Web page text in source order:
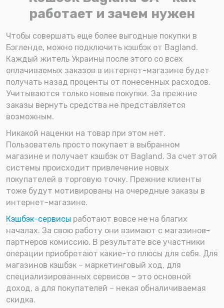
работает и зачем нужен
Чтобы совершать еще более выгодные покупки в
Бэгленде, можно подключить кэшбэк от Bagland.
Каждый житель Украины после этого со всех
оплачиваемых заказов в интернет-магазине будет
получать назад проценты от понесенных расходов.
Учитываются только новые покупки. За прежние
заказы вернуть средства не представляется
возможным.
Никакой наценки на товар при этом нет.
Пользователь просто покупает в выбранном
магазине и получает кэшбэк от Bagland. За счет этой
системы происходит привлечение новых
покупателей в торговую точку. Прежние клиенты
тоже будут мотивированы на очередные заказы в
интернет-магазине.
Кэшбэк-сервисы работают вовсе не на благих
началах. За свою работу они взимают с магазинов-
партнеров комиссию. В результате все участники
операции приобретают какие-то плюсы для себя. Для
магазинов кэшбэк – маркетинговый ход, для
специализированных сервисов – это основной
доход, а для покупателей – некая обналичиваемая
скидка.